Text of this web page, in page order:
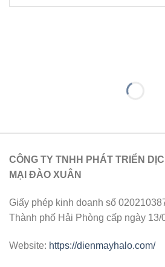
CÔNG TY TNHH PHÁT TRIỂN
MẠI ĐÀO XUÂN
Giấy phép kinh doanh số
Thành phố Hải Phòng cấp ngày 13/
Website: https://dienmayhalo.com/